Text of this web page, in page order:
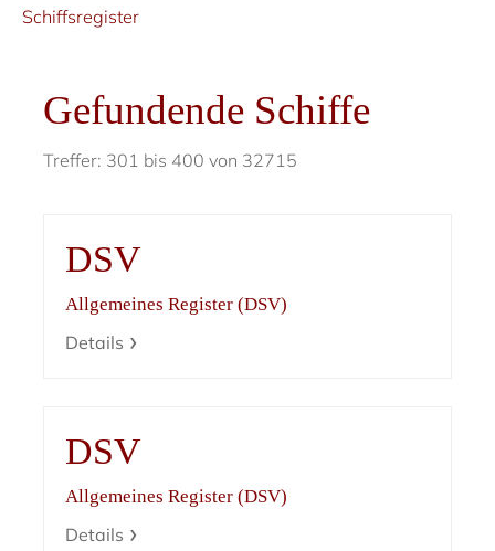
Schiffsregister
Gefundende Schiffe
Treffer: 301 bis 400 von 32715
DSV
Allgemeines Register (DSV)
Details
DSV
Allgemeines Register (DSV)
Details